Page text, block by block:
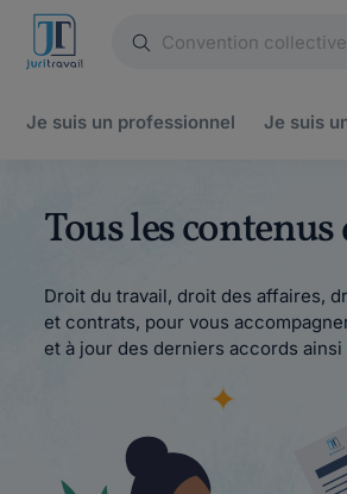
Je suis un professionnel Je suis
Tous les
Droit du travail, droit des affaires,
et contrats, pour vous
et à jour des derniers accords